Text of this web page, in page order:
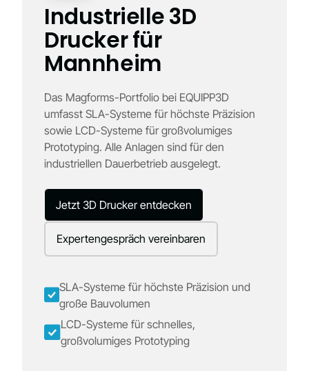
Industrielle 3D
Drucker für
Mannheim
Das Magforms-Portfolio bei EQUIPP3D
umfasst SLA-Systeme für höchste Präzision
sowie LCD-Systeme für großvolumiges
Prototyping. Alle Anlagen sind für den
industriellen Dauerbetrieb ausgelegt.
Jetzt 3D Drucker entdecken
Expertengespräch vereinbaren
SLA-Systeme für höchste Präzision und
große Bauvolumen
LCD-Systeme für schnelles,
großvolumiges Prototyping